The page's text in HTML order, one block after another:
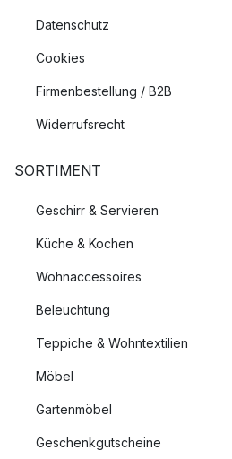
Datenschutz
Cookies
Firmenbestellung / B2B
Widerrufsrecht
SORTIMENT
Geschirr & Servieren
Küche & Kochen
Wohnaccessoires
Beleuchtung
Teppiche & Wohntextilien
Möbel
Gartenmöbel
Geschenkgutscheine